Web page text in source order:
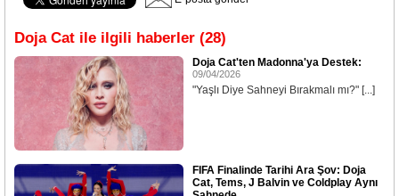
Doja Cat ile ilgili haberler (28)
Doja Cat'ten Madonna'ya Destek:
09/04/2026
"Yaşlı Diye Sahneyi Bırakmalı mı?" [...]
FIFA Finalinde Tarihi Ara Şov: Doja
Cat, Tems, J Balvin ve Coldplay Aynı